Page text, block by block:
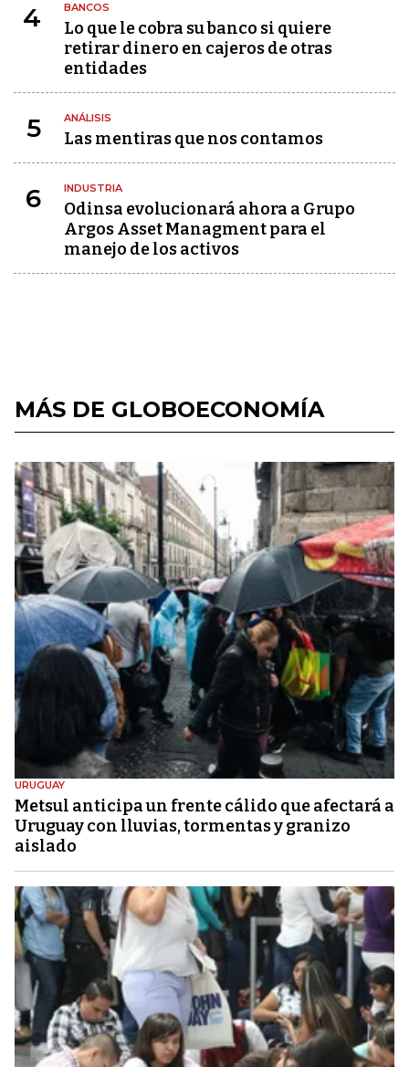
4 BANCOS
Lo que le cobra su banco si quiere
retirar dinero en cajeros de otras
entidades
5 ANÁLISIS
Las mentiras que nos contamos
6 INDUSTRIA
Odinsa evolucionará ahora a Grupo
Argos Asset Managment para el
manejo de los activos
MÁS DE GLOBOECONOMÍA
URUGUAY
Metsul anticipa un frente cálido que afectará a
Uruguay con lluvias, tormentas y granizo
aislado